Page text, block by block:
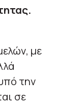
με
την
σε